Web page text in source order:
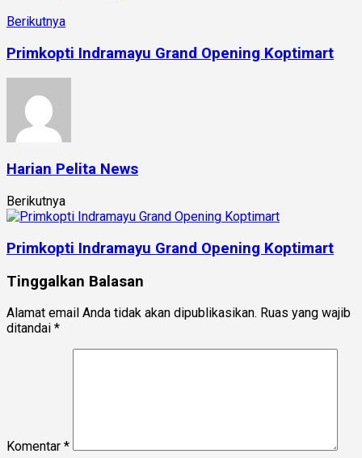
Berikutnya
Primkopti Indramayu Grand Opening Koptimart
Harian Pelita News
Berikutnya
Primkopti Indramayu Grand Opening Koptimart
Tinggalkan Balasan
Alamat email Anda tidak akan dipublikasikan. Ruas yang wajib
ditandai *
Komentar *